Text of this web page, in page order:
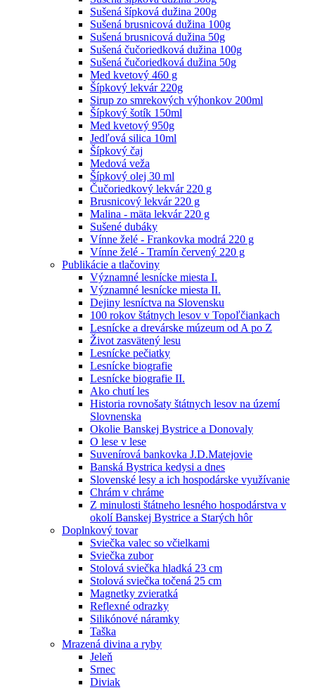
Sušená šípková dužina 200g
Sušená brusnicová dužina 100g
Sušená brusnicová dužina 50g
Sušená čučoriedková dužina 100g
Sušená čučoriedková dužina 50g
Med kvetový 460 g
Šípkový lekvár 220g
Sirup zo smrekových výhonkov 200ml
Šípkový šotík 150ml
Med kvetový 950g
Jedľová silica 10ml
Šípkový čaj
Medová veža
Šípkový olej 30 ml
Čučoriedkový lekvár 220 g
Brusnicový lekvár 220 g
Malina - mäta lekvár 220 g
Sušené dubáky
Vínne želé - Frankovka modrá 220 g
Vínne želé - Tramín červený 220 g
Publikácie a tlačoviny
Významné lesnícke miesta I.
Významné lesnícke miesta II.
Dejiny lesníctva na Slovensku
100 rokov štátnych lesov v Topoľčiankach
Lesnícke a drevárske múzeum od A po Z
Život zasvätený lesu
Lesnícke pečiatky
Lesnícke biografie
Lesnícke biografie II.
Ako chutí les
Historia rovnošaty štátnych lesov na území
Slovnenska
Okolie Banskej Bystrice a Donovaly
O lese v lese
Suvenírová bankovka J.D.Matejovie
Banská Bystrica kedysi a dnes
Slovenské lesy a ich hospodárske využívanie
Chrám v chráme
Z minulosti štátneho lesného hospodárstva v
okolí Banskej Bystrice a Starých hôr
Doplnkový tovar
Sviečka valec so včielkami
Sviečka zubor
Stolová sviečka hladká 23 cm
Stolová sviečka točená 25 cm
Magnetky zvieratká
Reflexné odrazky
Silikónové náramky
Taška
Mrazená divina a ryby
Jeleň
Srnec
Diviak